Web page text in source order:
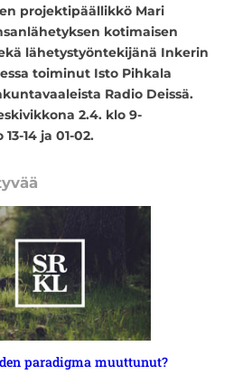
projektipäällikkö Mari
kotimaisen
lähetystyöntekijänä Inkerin
toiminut Isto Pihkala
Radio Deissä.
2.4. klo 9-
14 ja 01-02.
paradigma muuttunut?